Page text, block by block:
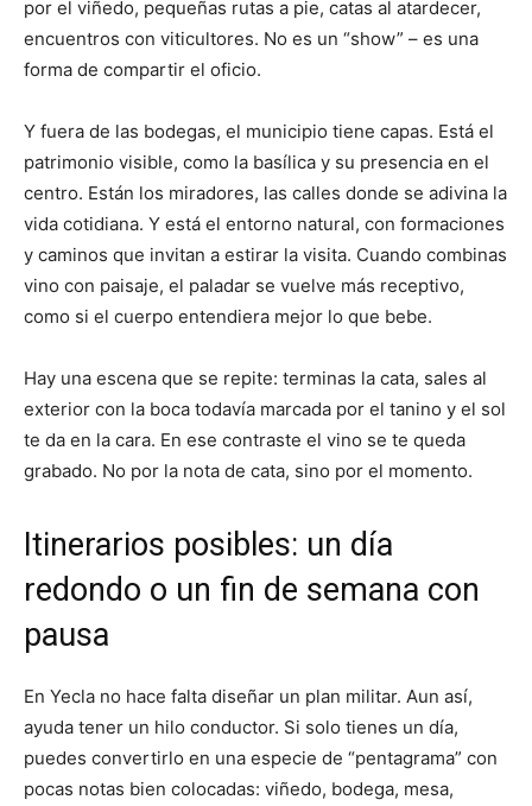
por el viñedo, pequeñas rutas a pie, catas al atardecer,
encuentros con viticultores. No es un “show” – es una
forma de compartir el oficio.
Y fuera de las bodegas, el municipio tiene capas. Está el
patrimonio visible, como la basílica y su presencia en el
centro. Están los miradores, las calles donde se adivina la
vida cotidiana. Y está el entorno natural, con formaciones
y caminos que invitan a estirar la visita. Cuando combinas
vino con paisaje, el paladar se vuelve más receptivo,
como si el cuerpo entendiera mejor lo que bebe.
Hay una escena que se repite: terminas la cata, sales al
exterior con la boca todavía marcada por el tanino y el sol
te da en la cara. En ese contraste el vino se te queda
grabado. No por la nota de cata, sino por el momento.
Itinerarios posibles: un día
redondo o un fin de semana con
pausa
En Yecla no hace falta diseñar un plan militar. Aun así,
ayuda tener un hilo conductor. Si solo tienes un día,
puedes convertirlo en una especie de “pentagrama” con
pocas notas bien colocadas: viñedo, bodega, mesa,